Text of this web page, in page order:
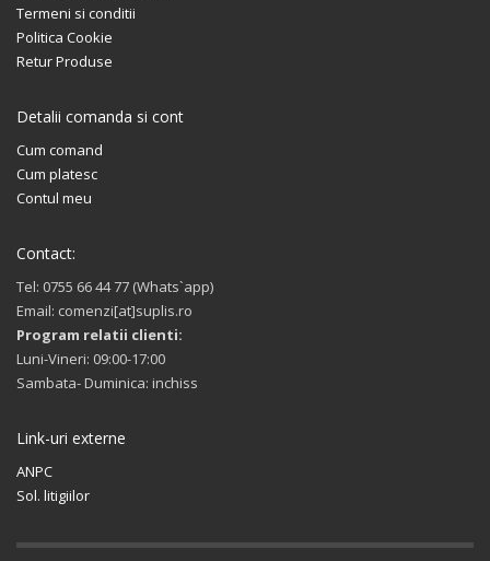
Termeni si conditii
Politica Cookie
Retur Produse
Detalii comanda si cont
Cum comand
Cum platesc
Contul meu
Contact:
Tel: 0755 66 44 77 (Whats`app)
Email: comenzi[at]suplis.ro
Program relatii clienti:
Luni-Vineri: 09:00-17:00
Sambata- Duminica: inchiss
Link-uri externe
ANPC
Sol. litigiilor